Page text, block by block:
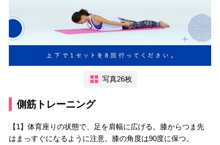
写真26枚
側筋トレーニング
【1】体育座りの状態で、足を肩幅に広げる。膝からつま先
はまっすぐになるように注意。膝の角度は90度に保つ。